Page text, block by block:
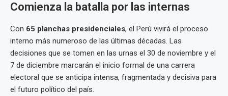
Comienza la batalla por las internas
Con 65 planchas presidenciales, el Perú vivirá el proceso
interno más numeroso de las últimas décadas. Las
decisiones que se tomen en las urnas el 30 de noviembre y el
7 de diciembre marcarán el inicio formal de una carrera
electoral que se anticipa intensa, fragmentada y decisiva para
el futuro político del país.